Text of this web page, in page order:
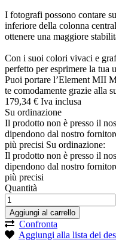
I fotografi possono contare
inferiore della colonna
ottenere una maggiore
Con i suoi colori vivaci e
perfetto per esprimere la tua
Puoi portare l’Element MII
te comodamente grazie alla
179,34 € Iva inclusa
Su ordinazione
Il prodotto non è presso il
dipendono dal nostro
più precisi Su ordinazione:
Il prodotto non è presso il
dipendono dal nostro
più precisi
Quantità
Aggiungi al carrello
Confronta
Aggiungi alla lista dei